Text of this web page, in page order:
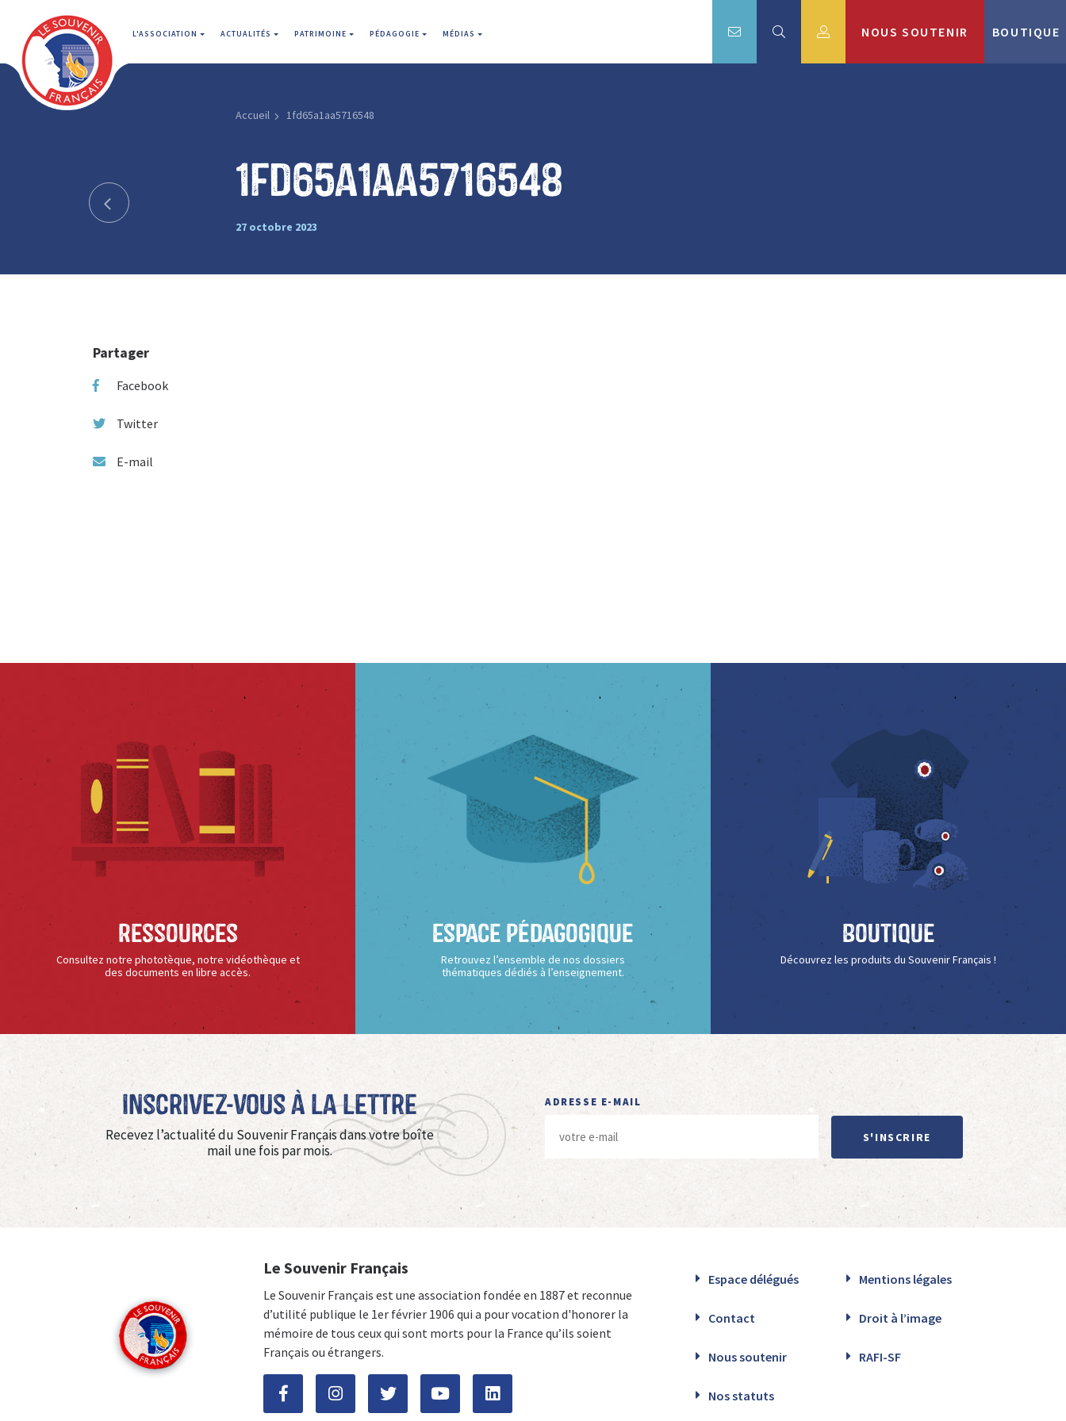
L'ASSOCIATION ACTUALITÉS PATRIMOINE PÉDAGOGIE MÉDIAS NOUS SOUTENIR BOUTIQUE
Accueil 1fd65a1aa5716548
1fd65a1aa5716548
27 octobre 2023
Partager
Facebook
Twitter
E-mail
Ressources
Consultez notre phototèque, notre vidéothèque et
des documents en libre accès.
Espace Pédagogique
Retrouvez l’ensemble de nos dossiers
thématiques dédiés à l’enseignement.
Boutique
Découvrez les produits du Souvenir Français !
Inscrivez-vous à La Lettre
Recevez l’actualité du Souvenir Français dans votre boîte
mail une fois par mois.
ADRESSE E-MAIL
S'INSCRIRE
Le Souvenir Français
Le Souvenir Français est une association fondée en 1887 et reconnue
d’utilité publique le 1er février 1906 qui a pour vocation d'honorer la
mémoire de tous ceux qui sont morts pour la France qu’ils soient
Français ou étrangers.
Espace délégués Mentions légales
Contact Droit à l’image
Nous soutenir RAFI-SF
Nos statuts